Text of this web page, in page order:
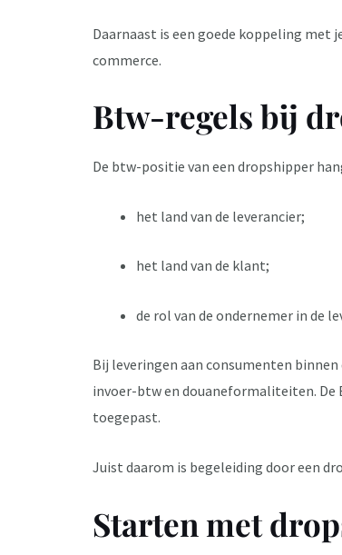
Daarnaast is een goede koppeling met
commerce.
Btw-regels bij
De btw-positie van een dropshipper
het land van de leverancier;
het land van de klant;
de rol van de ondernemer in de
Bij leveringen aan consumenten binnen
invoer-btw en douaneformaliteiten. De
toegepast.
Juist daarom is begeleiding door een
Starten met